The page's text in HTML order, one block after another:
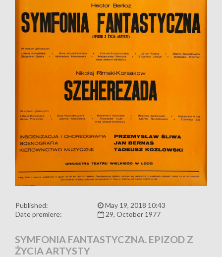
Published:
May 19, 2018 10:43
Date premiere:
29, October 1977
SYMFONIA FANTASTYCZNA. EPIZOD Z
ŻYCIA ARTYSTY